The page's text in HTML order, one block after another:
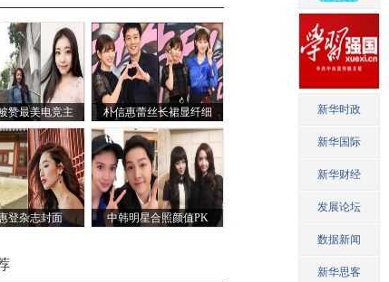
赞最美电竞主
持
朴信惠蕾丝长裙显纤细
登杂志封面 中韩明星合照颜值PK